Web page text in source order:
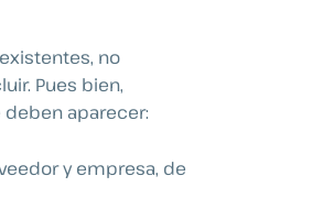
no
Pues bien,
deben aparecer:
y empresa, de